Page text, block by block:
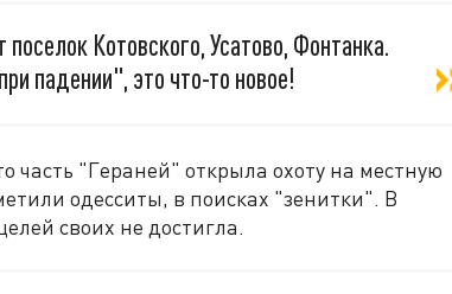
Котовского, Усатово, Фонтанка.
падении", это что-то новое!
"Гераней" открыла охоту на местную
одесситы, в поисках "зенитки". В
своих не достигла.